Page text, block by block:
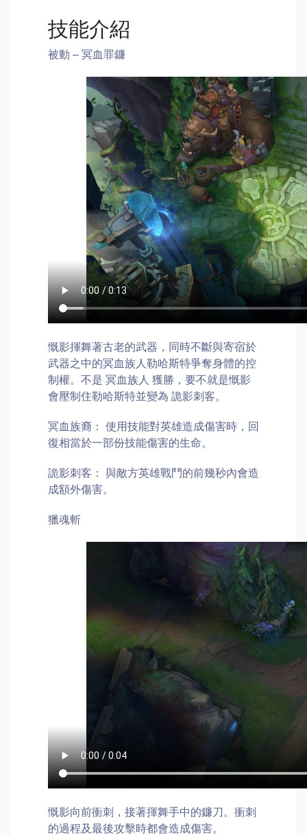
技能介紹
被動 – 冥血罪鐮
慨影揮舞著古老的武器，同時不斷與寄宿於
武器之中的冥血族人勒哈斯特爭奪身體的控
制權。不是 冥血族人 獲勝，要不就是慨影
會壓制住勒哈斯特並變為 詭影刺客。
冥血族裔： 使用技能對英雄造成傷害時，回
復相當於一部份技能傷害的生命。
詭影刺客： 與敵方英雄戰鬥的前幾秒內會造
成額外傷害。
獵魂斬
慨影向前衝刺，接著揮舞手中的鐮刀。衝刺
的過程及最後攻擊時都會造成傷害。